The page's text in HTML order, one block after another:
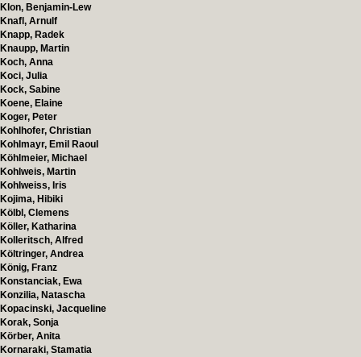
Klon, Benjamin-Lew
Knafl, Arnulf
Knapp, Radek
Knaupp, Martin
Koch, Anna
Koci, Julia
Kock, Sabine
Koene, Elaine
Koger, Peter
Kohlhofer, Christian
Kohlmayr, Emil Raoul
Köhlmeier, Michael
Kohlweis, Martin
Kohlweiss, Iris
Kojima, Hibiki
Kölbl, Clemens
Köller, Katharina
Kolleritsch, Alfred
Költringer, Andrea
König, Franz
Konstanciak, Ewa
Konzilia, Natascha
Kopacinski, Jacqueline
Korak, Sonja
Körber, Anita
Kornaraki, Stamatia